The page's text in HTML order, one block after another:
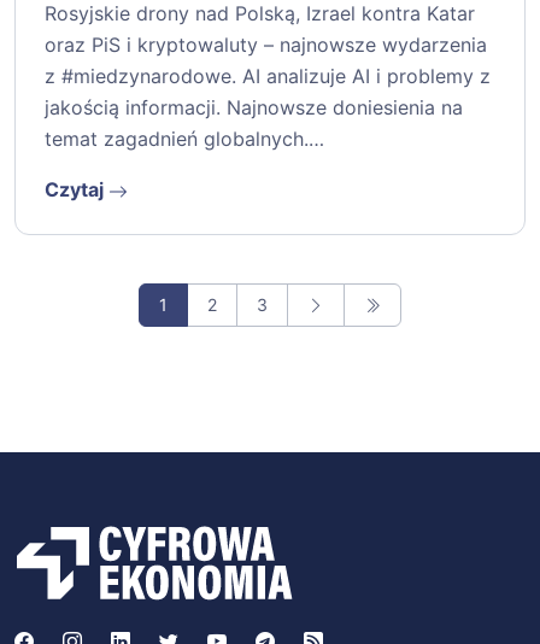
Rosyjskie drony nad Polską, Izrael kontra Katar
oraz PiS i kryptowaluty – najnowsze wydarzenia
z #miedzynarodowe. AI analizuje AI i problemy z
jakością informacji. Najnowsze doniesienia na
temat zagadnień globalnych.…
Czytaj
1 2 3